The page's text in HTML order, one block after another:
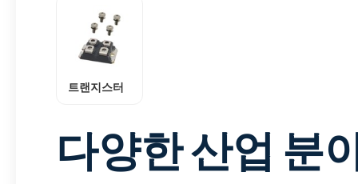
트랜지스터
다양한 산업 분